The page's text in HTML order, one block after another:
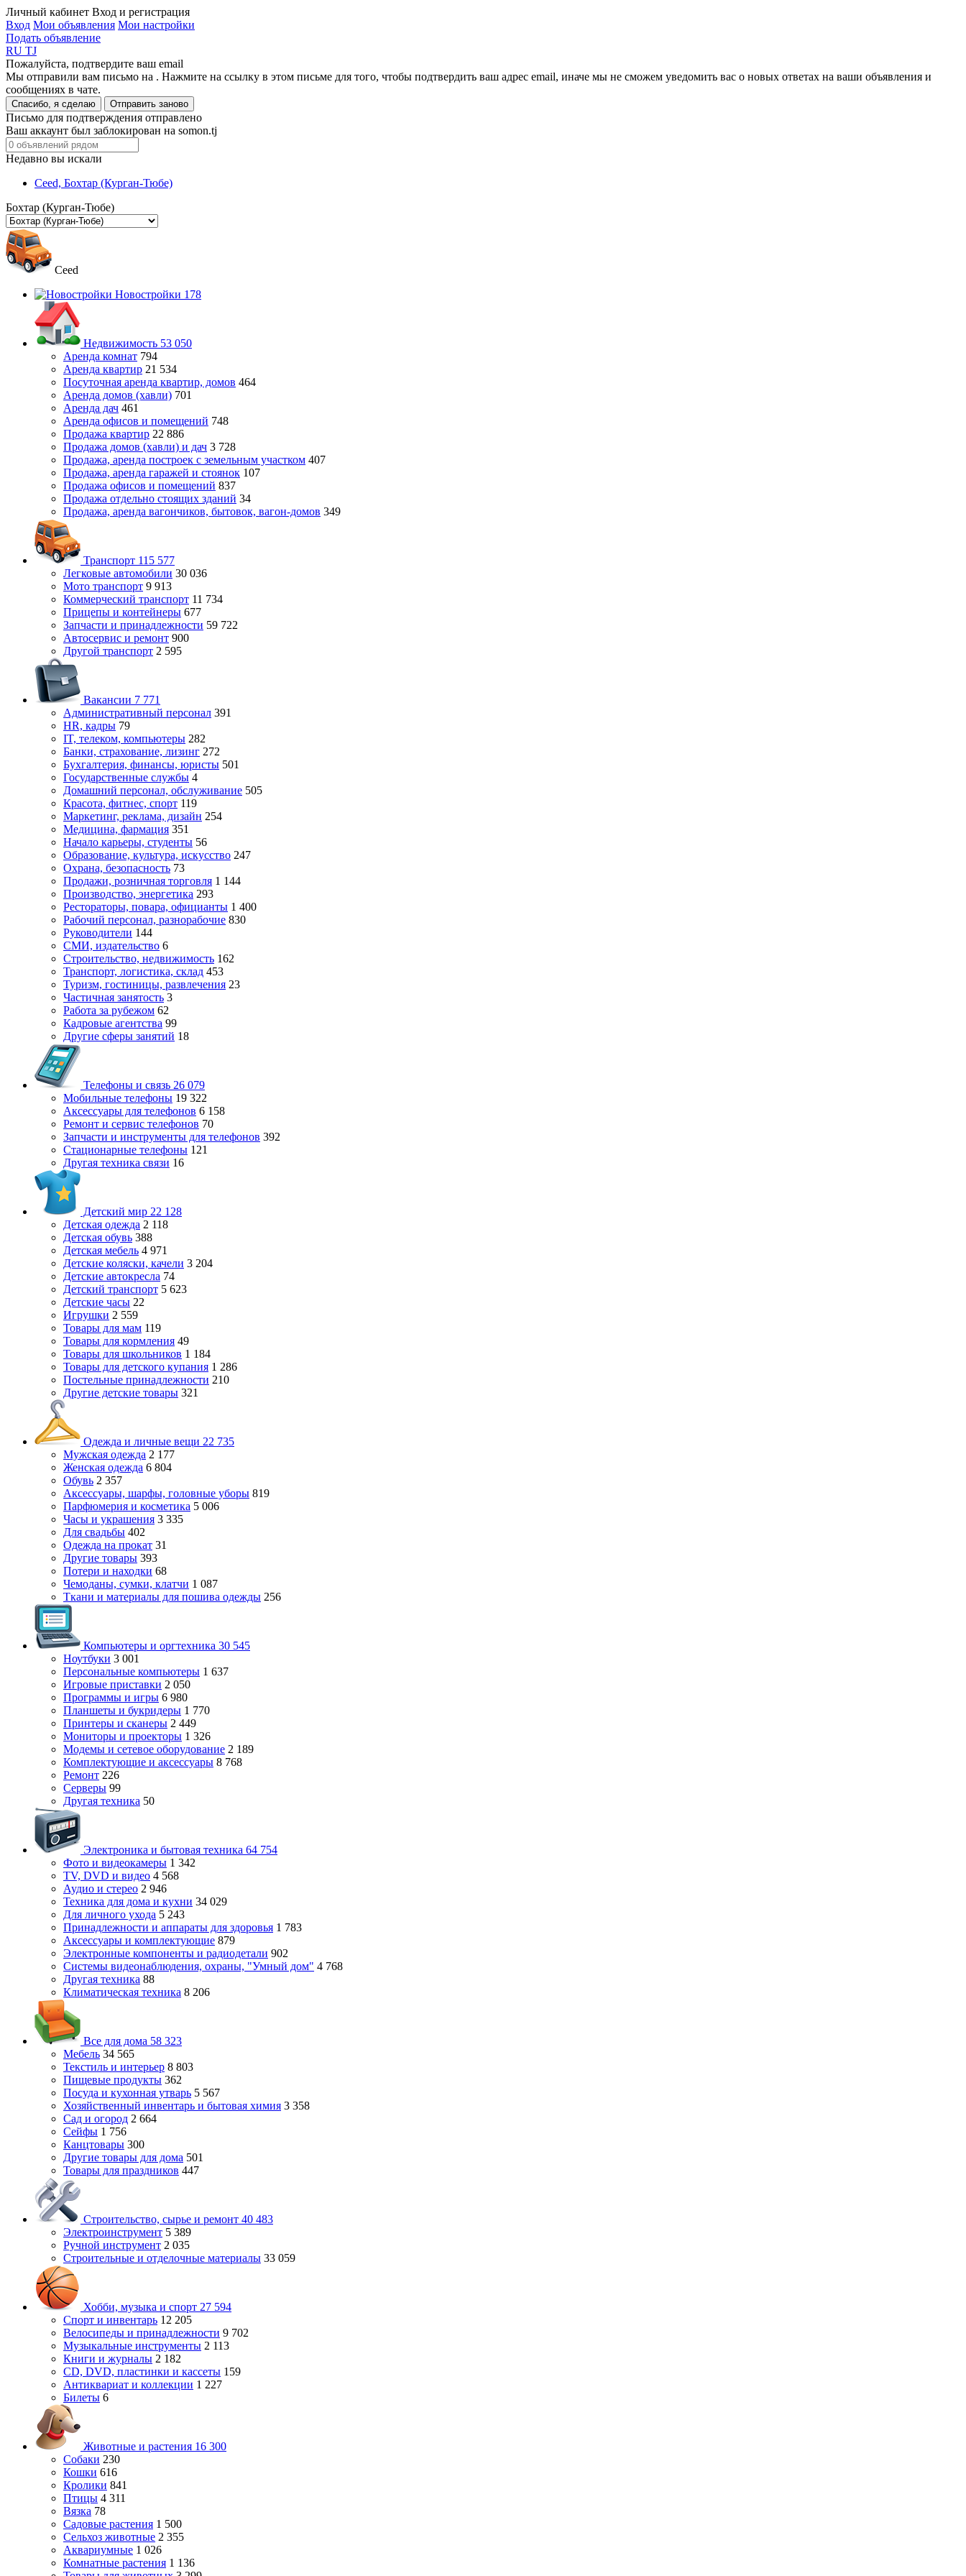
Личный кабинет Вход и регистрация
Вход Мои объявления Мои настройки
Подать объявление
RU TJ
Пожалуйста, подтвердите ваш email
Мы отправили вам письмо на . Нажмите на ссылку в этом письме для того, чтобы подтвердить ваш адрес email, иначе мы не сможем уведомить вас о новых ответах на ваши объявления и
сообщениях в чате.
Спасибо, я сделаю Отправить заново
Письмо для подтверждения отправлено
Ваш аккаунт был заблокирован на somon.tj
Недавно вы искали
Ceed, Бохтар (Курган-Тюбе)
Бохтар (Курган-Тюбе)
Ceed
Новостройки 178
Недвижимость 53 050
Аренда комнат 794
Аренда квартир 21 534
Посуточная аренда квартир, домов 464
Аренда домов (хавли) 701
Аренда дач 461
Аренда офисов и помещений 748
Продажа квартир 22 886
Продажа домов (хавли) и дач 3 728
Продажа, аренда построек с земельным участком 407
Продажа, аренда гаражей и стоянок 107
Продажа офисов и помещений 837
Продажа отдельно стоящих зданий 34
Продажа, аренда вагончиков, бытовок, вагон-домов 349
Транспорт 115 577
Легковые автомобили 30 036
Мото транспорт 9 913
Коммерческий транспорт 11 734
Прицепы и контейнеры 677
Запчасти и принадлежности 59 722
Автосервис и ремонт 900
Другой транспорт 2 595
Вакансии 7 771
Административный персонал 391
HR, кадры 79
IT, телеком, компьютеры 282
Банки, страхование, лизинг 272
Бухгалтерия, финансы, юристы 501
Государственные службы 4
Домашний персонал, обслуживание 505
Красота, фитнес, спорт 119
Маркетинг, реклама, дизайн 254
Медицина, фармация 351
Начало карьеры, студенты 56
Образование, культура, искусство 247
Охрана, безопасность 73
Продажи, розничная торговля 1 144
Производство, энергетика 293
Рестораторы, повара, официанты 1 400
Рабочий персонал, разнорабочие 830
Руководители 144
СМИ, издательство 6
Строительство, недвижимость 162
Транспорт, логистика, склад 453
Туризм, гостиницы, развлечения 23
Частичная занятость 3
Работа за рубежом 62
Кадровые агентства 99
Другие сферы занятий 18
Телефоны и связь 26 079
Мобильные телефоны 19 322
Аксессуары для телефонов 6 158
Ремонт и сервис телефонов 70
Запчасти и инструменты для телефонов 392
Стационарные телефоны 121
Другая техника связи 16
Детский мир 22 128
Детская одежда 2 118
Детская обувь 388
Детская мебель 4 971
Детские коляски, качели 3 204
Детские автокресла 74
Детский транспорт 5 623
Детские часы 22
Игрушки 2 559
Товары для мам 119
Товары для кормления 49
Товары для школьников 1 184
Товары для детского купания 1 286
Постельные принадлежности 210
Другие детские товары 321
Одежда и личные вещи 22 735
Мужская одежда 2 177
Женская одежда 6 804
Обувь 2 357
Аксессуары, шарфы, головные уборы 819
Парфюмерия и косметика 5 006
Часы и украшения 3 335
Для свадьбы 402
Одежда на прокат 31
Другие товары 393
Потери и находки 68
Чемоданы, сумки, клатчи 1 087
Ткани и материалы для пошива одежды 256
Компьютеры и оргтехника 30 545
Ноутбуки 3 001
Персональные компьютеры 1 637
Игровые приставки 2 050
Программы и игры 6 980
Планшеты и букридеры 1 770
Принтеры и сканеры 2 449
Мониторы и проекторы 1 326
Модемы и сетевое оборудование 2 189
Комплектующие и аксессуары 8 768
Ремонт 226
Серверы 99
Другая техника 50
Электроника и бытовая техника 64 754
Фото и видеокамеры 1 342
TV, DVD и видео 4 568
Аудио и стерео 2 946
Техника для дома и кухни 34 029
Для личного ухода 5 243
Принадлежности и аппараты для здоровья 1 783
Аксессуары и комплектующие 879
Электронные компоненты и радиодетали 902
Системы видеонаблюдения, охраны, "Умный дом" 4 768
Другая техника 88
Климатическая техника 8 206
Все для дома 58 323
Мебель 34 565
Текстиль и интерьер 8 803
Пищевые продукты 362
Посуда и кухонная утварь 5 567
Хозяйственный инвентарь и бытовая химия 3 358
Сад и огород 2 664
Сейфы 1 756
Канцтовары 300
Другие товары для дома 501
Товары для праздников 447
Строительство, сырье и ремонт 40 483
Электроинструмент 5 389
Ручной инструмент 2 035
Строительные и отделочные материалы 33 059
Хобби, музыка и спорт 27 594
Спорт и инвентарь 12 205
Велосипеды и принадлежности 9 702
Музыкальные инструменты 2 113
Книги и журналы 2 182
CD, DVD, пластинки и кассеты 159
Антиквариат и коллекции 1 227
Билеты 6
Животные и растения 16 300
Собаки 230
Кошки 616
Кролики 841
Птицы 4 311
Вязка 78
Садовые растения 1 500
Сельхоз животные 2 355
Аквариумные 1 026
Комнатные растения 1 136